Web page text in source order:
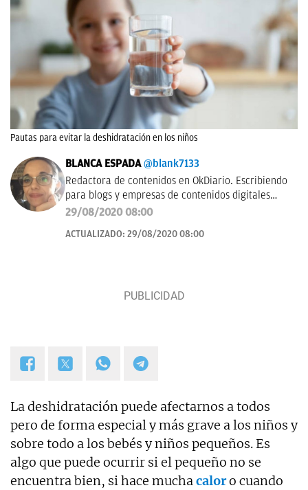
Pautas para evitar la deshidratación en los niños
BLANCA ESPADA @blank7133
Redactora de contenidos en OkDiario. Escribiendo
para blogs y empresas de contenidos digitales
desde 2007.
29/08/2020 08:00
ACTUALIZADO: 29/08/2020 08:00
La deshidratación puede afectarnos a todos
pero de forma especial y más grave a los niños y
sobre todo a los bebés y niños pequeños. Es
algo que puede ocurrir si el pequeño no se
encuentra bien, si hace muchacaloro cuando